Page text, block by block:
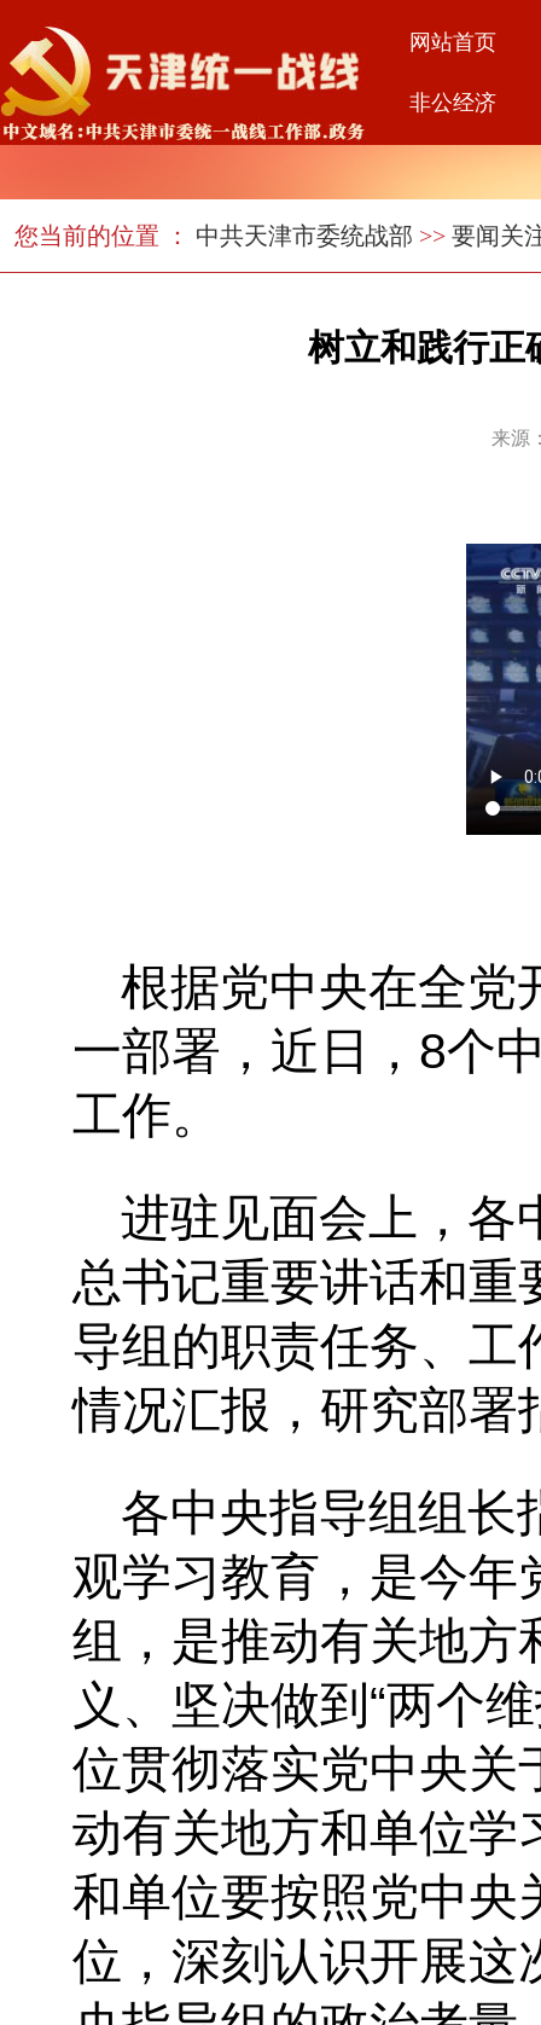
网站首页
非公经济
您当前的位置 ： 中共天津市委统战部 >> 要闻关
树立和践行正
来源
根据党中央在全党
一部署，近日，8个
工作。
进驻见面会上，各
总书记重要讲话和重
导组的职责任务、工
情况汇报，研究部署
各中央指导组组长
观学习教育，是今年
组，是推动有关地方
义、坚决做到“两个
位贯彻落实党中央关
动有关地方和单位学
和单位要按照党中央
位，深刻认识开展这